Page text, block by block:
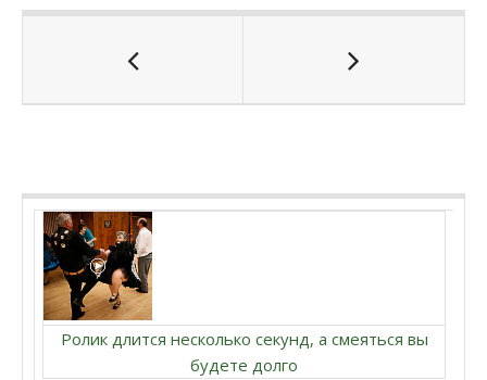
Ролик длится несколько секунд, а смеяться вы
будете долго